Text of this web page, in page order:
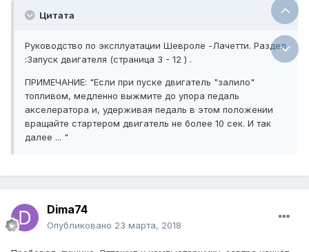
Цитата
Руководство по эксплуатации Шевроле -Лачетти. Раздел
:Запуск двигателя (страница 3 - 12 ) .
ПРИМЕЧАНИЕ: "Если при пуске двигатель "залило"
топливом, медленно выжмите до упора педаль
акселератора и, удерживая педаль в этом положении
вращайте стартером двигатель не более 10 сек. И так
далее ... "
Dima74
Опубликовано 23 марта, 2018